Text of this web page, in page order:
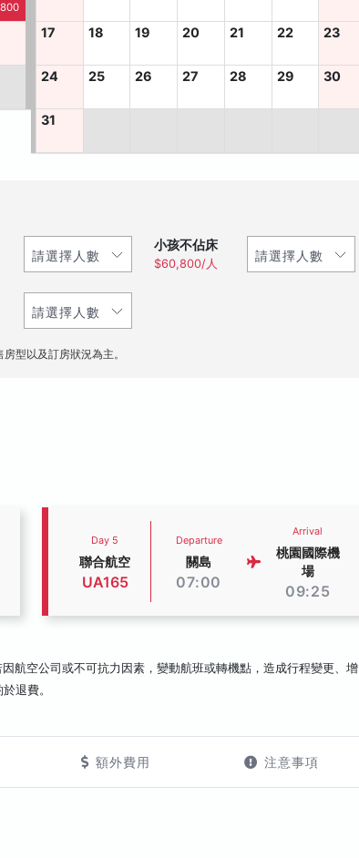
17 18 19 20 21 22 23
24 25 26 27 28 29 30
31
小孩不佔床
$60,800/人
型以及訂房狀況為主。
Day 5
聯合航空
UA165
Departure
關島
07:00
Arrival
桃園國際機
場
09:25
航空公司或不可抗力因素，變動航班或轉機點，造成行程變更、增
退費。
額外費用 注意事項